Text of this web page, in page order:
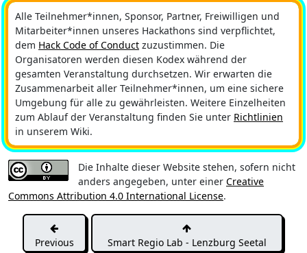
Alle Teilnehmer*innen, Sponsor, Partner, Freiwilligen und
Mitarbeiter*innen unseres Hackathons sind verpflichtet,
dem Hack Code of Conduct zuzustimmen. Die
Organisatoren werden diesen Kodex während der
gesamten Veranstaltung durchsetzen. Wir erwarten die
Zusammenarbeit aller Teilnehmer*innen, um eine sichere
Umgebung für alle zu gewährleisten. Weitere Einzelheiten
zum Ablauf der Veranstaltung finden Sie unter Richtlinien
in unserem Wiki.
Die Inhalte dieser Website stehen, sofern nicht
anders angegeben, unter einer Creative
Commons Attribution 4.0 International License.
Previous
Smart Regio Lab - Lenzburg Seetal